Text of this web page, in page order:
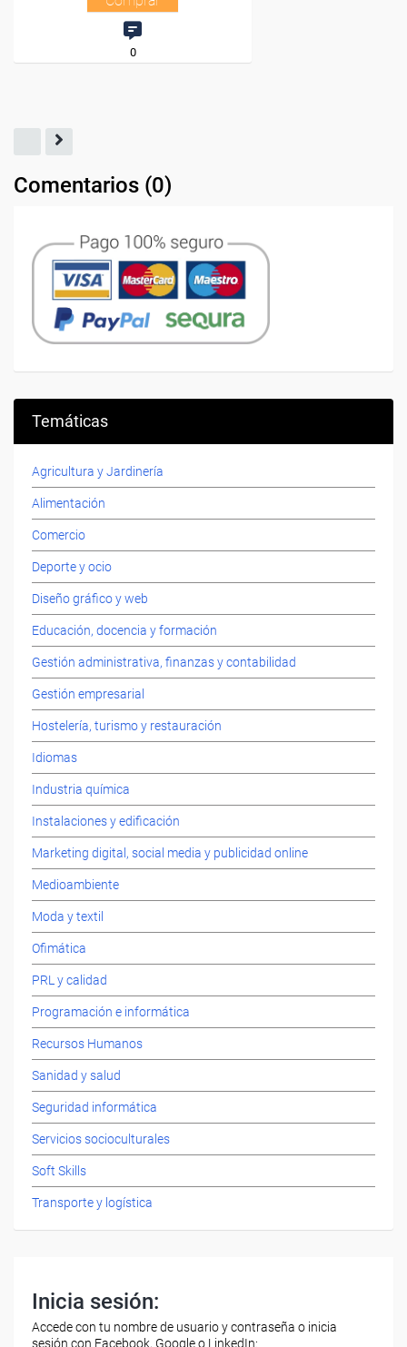
Comentarios (0)
Temáticas
Agricultura y Jardinería
Alimentación
Comercio
Deporte y ocio
Diseño gráfico y web
Educación, docencia y formación
Gestión administrativa, finanzas y contabilidad
Gestión empresarial
Hostelería, turismo y restauración
Idiomas
Industria química
Instalaciones y edificación
Marketing digital, social media y publicidad online
Medioambiente
Moda y textil
Ofimática
PRL y calidad
Programación e informática
Recursos Humanos
Sanidad y salud
Seguridad informática
Servicios socioculturales
Soft Skills
Transporte y logística
Inicia sesión:
Accede con tu nombre de usuario y contraseña o inicia
sesión con Facebook, Google o LinkedIn: